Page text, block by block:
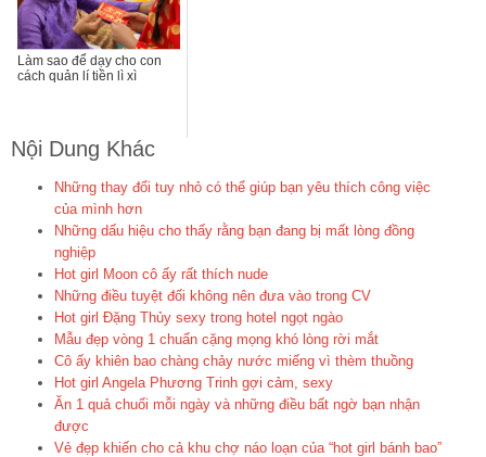
Làm sao để dạy cho con
cách quản lí tiền lì xì
Nội Dung Khác
Những thay đổi tuy nhỏ có thể giúp bạn yêu thích công việc
của mình hơn
Những dấu hiệu cho thấy rằng bạn đang bị mất lòng đồng
nghiệp
Hot girl Moon cô ấy rất thích nude
Những điều tuyệt đối không nên đưa vào trong CV
Hot girl Đặng Thủy sexy trong hotel ngọt ngào
Mẫu đẹp vòng 1 chuẩn cặng mọng khó lòng rời mắt
Cô ấy khiên bao chàng chảy nước miếng vì thèm thuồng
Hot girl Angela Phương Trinh gợi cảm, sexy
Ăn 1 quả chuối mỗi ngày và những điều bất ngờ bạn nhận
được
Vẻ đẹp khiến cho cả khu chợ náo loạn của “hot girl bánh bao”